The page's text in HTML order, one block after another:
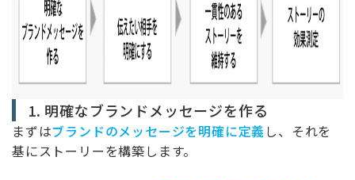
1. 明確なブランドメッセージを作る
まずはブランドのメッセージを明確に定義し、それを
基にストーリーを構築します。